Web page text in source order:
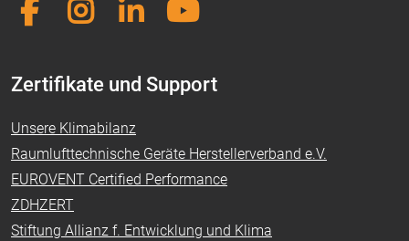
Zertifikate und Support
Unsere Klimabilanz
Raumlufttechnische Geräte Herstellerverband e.V.
EUROVENT Certified Performance
ZDHZERT
Stiftung Allianz f. Entwicklung und Klima